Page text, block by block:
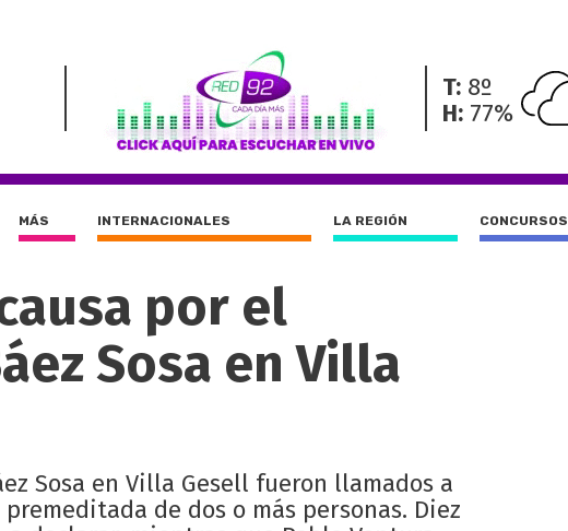
T: 8º
H: 77%
MÁS INTERNACIONALES LA REGIÓN CONCURSOS
por el
Sosa en Villa
Sosa en Villa Gesell fueron llamados a
de dos o más personas. Diez